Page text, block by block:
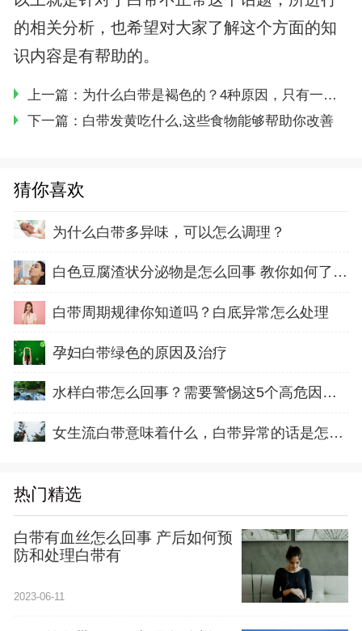
的相关分析，也希望对大家了解这个方面的知
识内容是有帮助的。
上一篇： 为什么白带是褐色的？4种原因，只有一种情况不需要太担心
下一篇： 白带发黄吃什么,这些食物能够帮助你改善
猜你喜欢
为什么白带多异味，可以怎么调理？
白色豆腐渣状分泌物是怎么回事 教你如何了解妇
白带周期规律你知道吗？白底异常怎么处理
孕妇白带绿色的原因及治疗
水样白带怎么回事？需要警惕这5个高危因素，别
女生流白带意味着什么，白带异常的话是怎么回
热门精选
白带有血丝怎么回事 产后如何预
防和处理白带有
2023-06-11